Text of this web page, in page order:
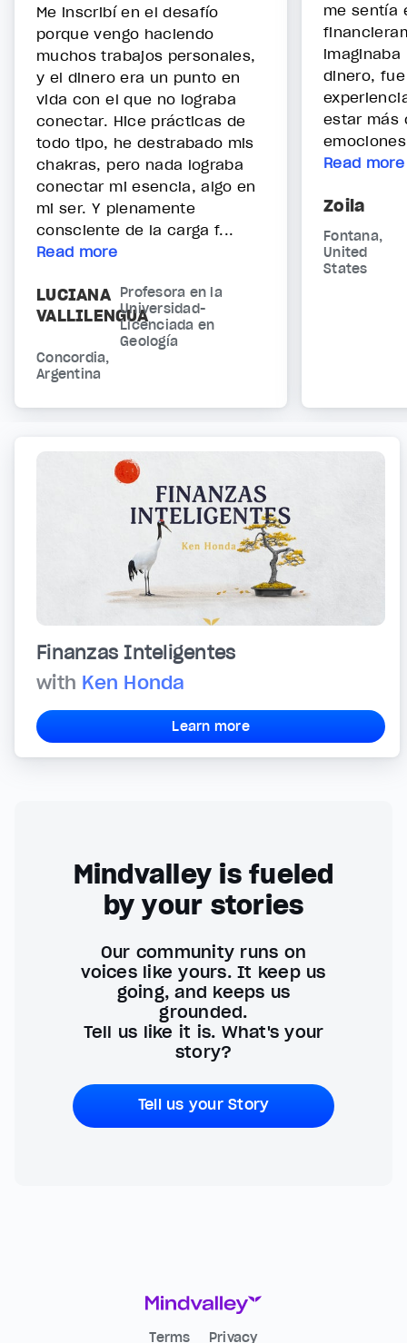
Me inscribí en el desafío
porque vengo haciendo
muchos trabajos personales,
y el dinero era un punto en
vida con el que no lograba
conectar. Hice prácticas de
todo tipo, he destrabado mis
chakras, pero nada lograba
conectar mi esencia, algo en
mi ser. Y plenamente
consciente de la carga f...
Read more
LUCIANA
VALLILENGUA
Profesora en la
Universidad-
Licenciada en
Geología
Concordia,
Argentina
me sentía
dinero,
estar más
Read more
Zoila
Fontana,
United
States
Finanzas Inteligentes
with Ken Honda
Learn more
Mindvalley is fueled
by your stories
Our community runs on
voices like yours. It keep us
going, and keeps us
grounded.
Tell us like it is. What's your
story?
Tell us your Story
Terms Privacy